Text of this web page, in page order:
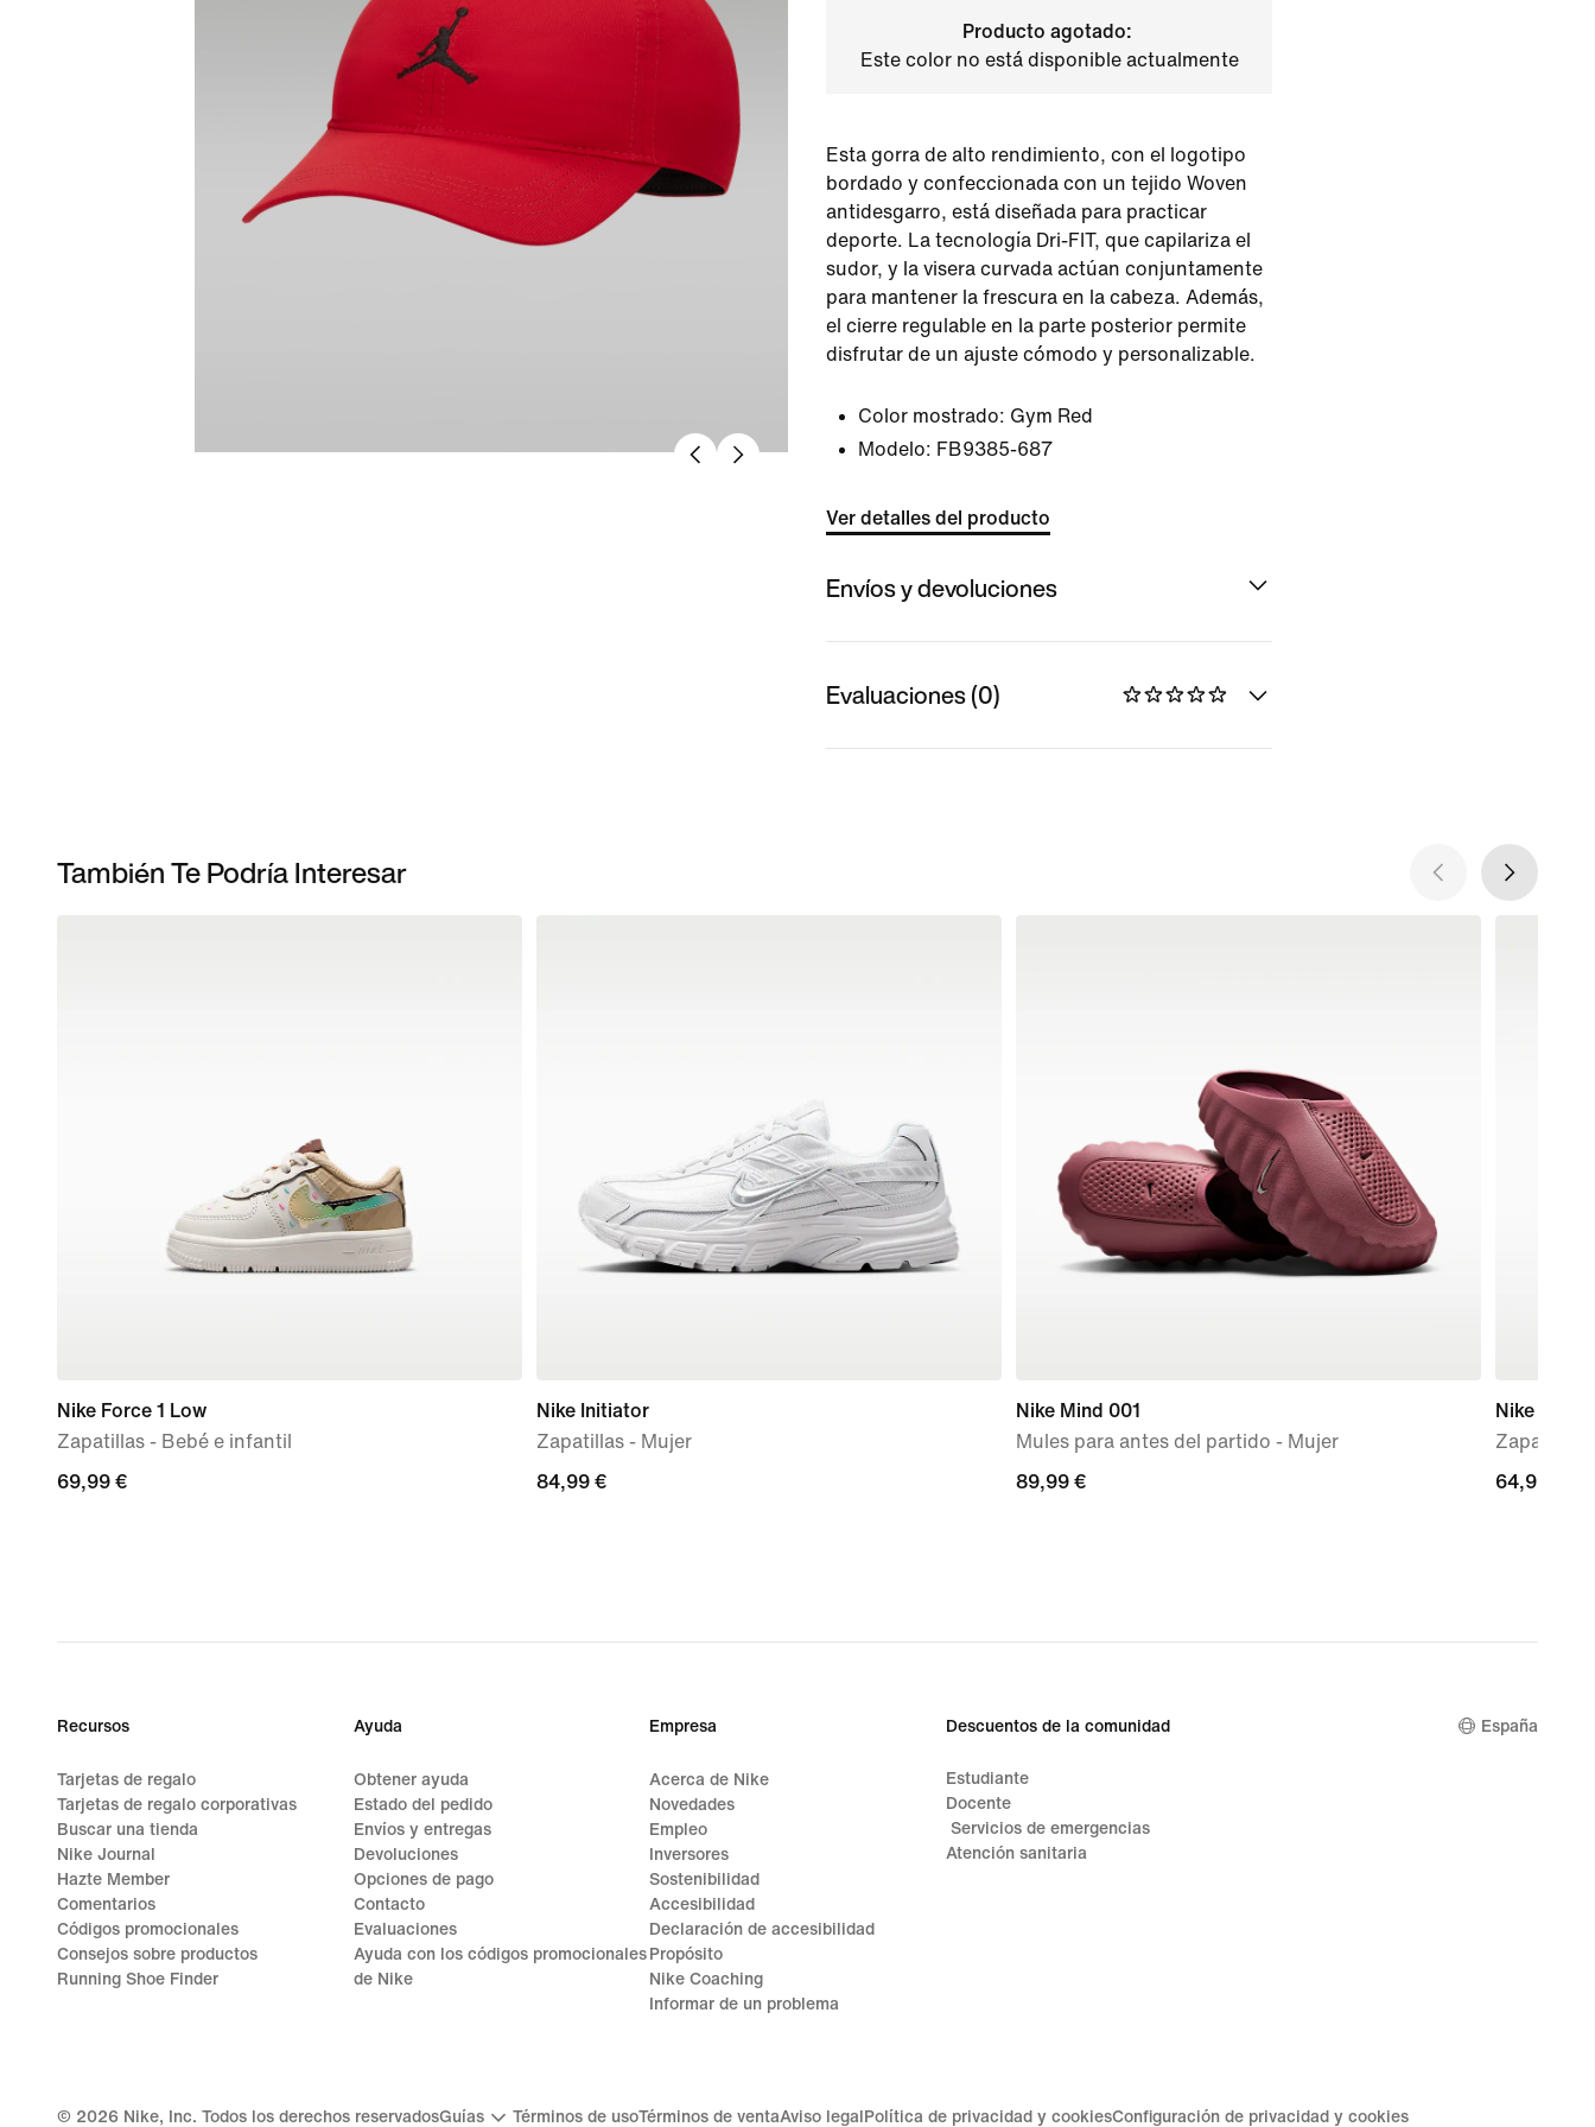
Producto agotado:
Este color no está disponible actualmente
Esta gorra de alto rendimiento, con el logotipo
bordado y confeccionada con un tejido Woven
antidesgarro, está diseñada para practicar
deporte. La tecnología Dri-FIT, que capilariza el
sudor, y la visera curvada actúan conjuntamente
para mantener la frescura en la cabeza. Además,
el cierre regulable en la parte posterior permite
disfrutar de un ajuste cómodo y personalizable.
Color mostrado: Gym Red
Modelo: FB9385-687
Ver detalles del producto
Envíos y devoluciones
Evaluaciones (0)
También Te Podría Interesar
Nike Force 1 Low
Zapatillas - Bebé e infantil
69,99 €
69,99 €
Nike Initiator
Zapatillas - Mujer
84,99 €
84,99 €
Nike Mind 001
Mules para antes del partido - Mujer
89,99 €
89,99 €
Nike V5
Zapatillas
64,99 €
64,99 €
Recursos
Tarjetas de regalo
Tarjetas de regalo corporativas
Buscar una tienda
Nike Journal
Hazte Member
Comentarios
Códigos promocionales
Consejos sobre productos
Running Shoe Finder
Ayuda
Obtener ayuda
Estado del pedido
Envíos y entregas
Devoluciones
Opciones de pago
Contacto
Evaluaciones
Ayuda con los códigos promocionales
de Nike
Empresa
Acerca de Nike
Novedades
Empleo
Inversores
Sostenibilidad
Accesibilidad
Declaración de accesibilidad
Propósito
Nike Coaching
Informar de un problema
Descuentos de la comunidad
Estudiante
Docente
Servicios de emergencias
Atención sanitaria
España
© 2026 Nike, Inc. Todos los derechos reservadosGuías Términos de usoTérminos de ventaAviso legal Política de privacidad y cookiesConfiguración de privacidad y cookies